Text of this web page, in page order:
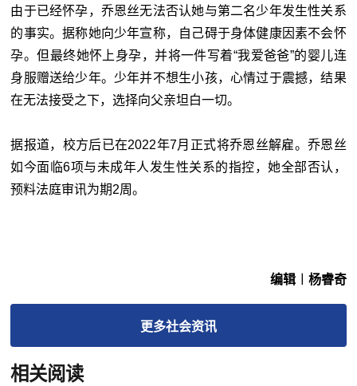
由于已经怀孕，乔恩丝无法否认她与第二名少年发生性关系
的事实。据称她向少年宣称，自己碍于身体健康因素不会怀
孕。但最终她怀上身孕，并将一件写着“我爱爸爸”的婴儿连
身服赠送给少年。少年并不想生小孩，心情过于震撼，结果
在无法接受之下，选择向父亲坦白一切。
据报道，校方后已在2022年7月正式将乔恩丝解雇。乔恩丝
如今面临6项与未成年人发生性关系的指控，她全部否认，
预料法庭审讯为期2周。
编辑︱杨睿奇
更多社会资讯
相关阅读